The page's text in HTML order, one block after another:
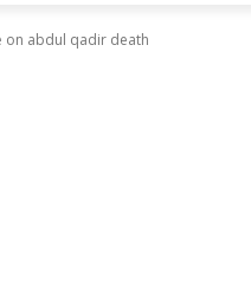
on abdul qadir death